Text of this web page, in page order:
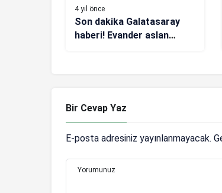
4 yıl önce
Son dakika Galatasaray
haberi! Evander aslan
Bir Cevap Yaz
E-posta adresiniz yayınlanmayacak.
Yorumunuz